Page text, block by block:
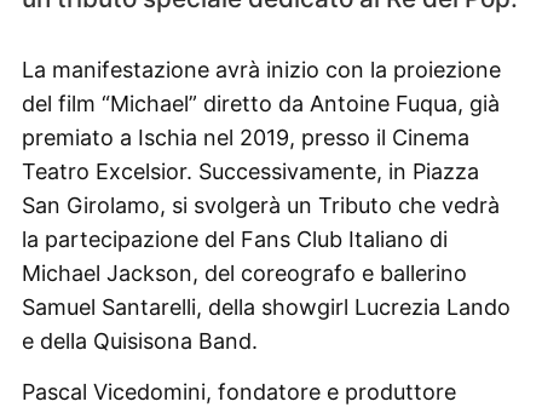
La manifestazione avrà inizio con la proiezione
del film “Michael” diretto da Antoine Fuqua, già
premiato a Ischia nel 2019, presso il Cinema
Teatro Excelsior. Successivamente, in Piazza
San Girolamo, si svolgerà un Tributo che vedrà
la partecipazione del Fans Club Italiano di
Michael Jackson, del coreografo e ballerino
Samuel Santarelli, della showgirl Lucrezia Lando
e della Quisisona Band.
Pascal Vicedomini, fondatore e produttore